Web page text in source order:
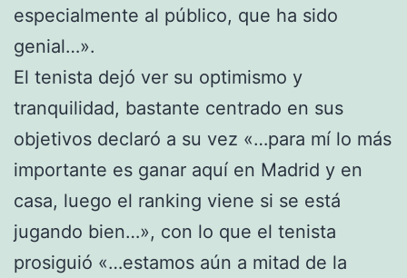
especialmente al público, que ha sido
genial…».
El tenista dejó ver su optimismo y
tranquilidad, bastante centrado en sus
objetivos declaró a su vez «…para mí lo más
importante es ganar aquí en Madrid y en
casa, luego el ranking viene si se está
jugando bien…», con lo que el tenista
prosiguió «…estamos aún a mitad de la